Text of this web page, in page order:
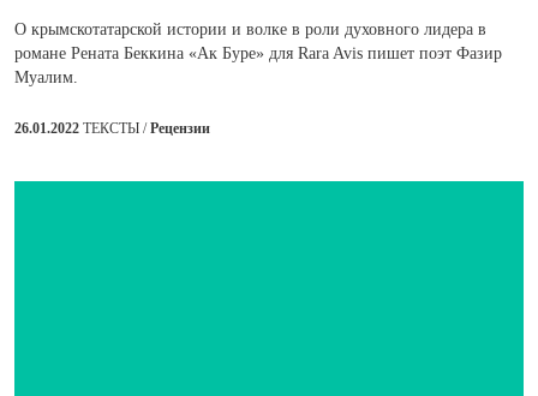
О крымскотатарской истории и волке в роли духовного лидера в
романе Рената Беккина «Ак Буре» для Rara Avis пишет поэт Фазир
Муалим.
26.01.2022 ТЕКСТЫ /Рецензии